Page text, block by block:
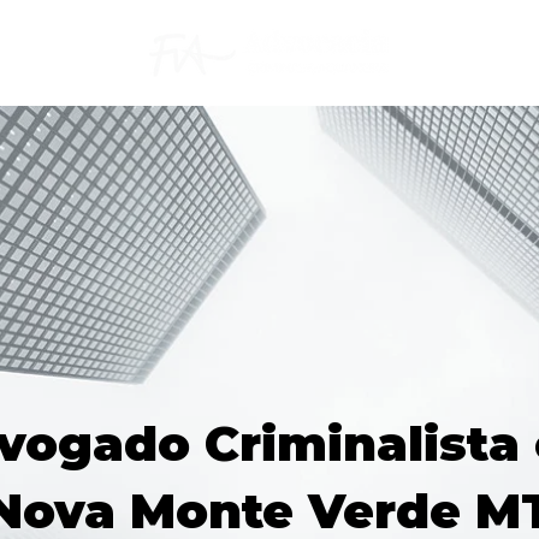
Criminalista
Monte Verde